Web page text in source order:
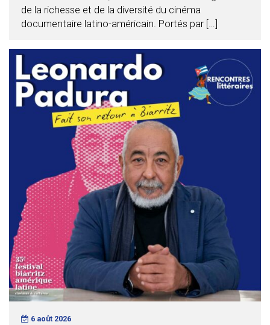
de la richesse et de la diversité du cinéma
documentaire latino-américain. Portés par […]
6 août 2026